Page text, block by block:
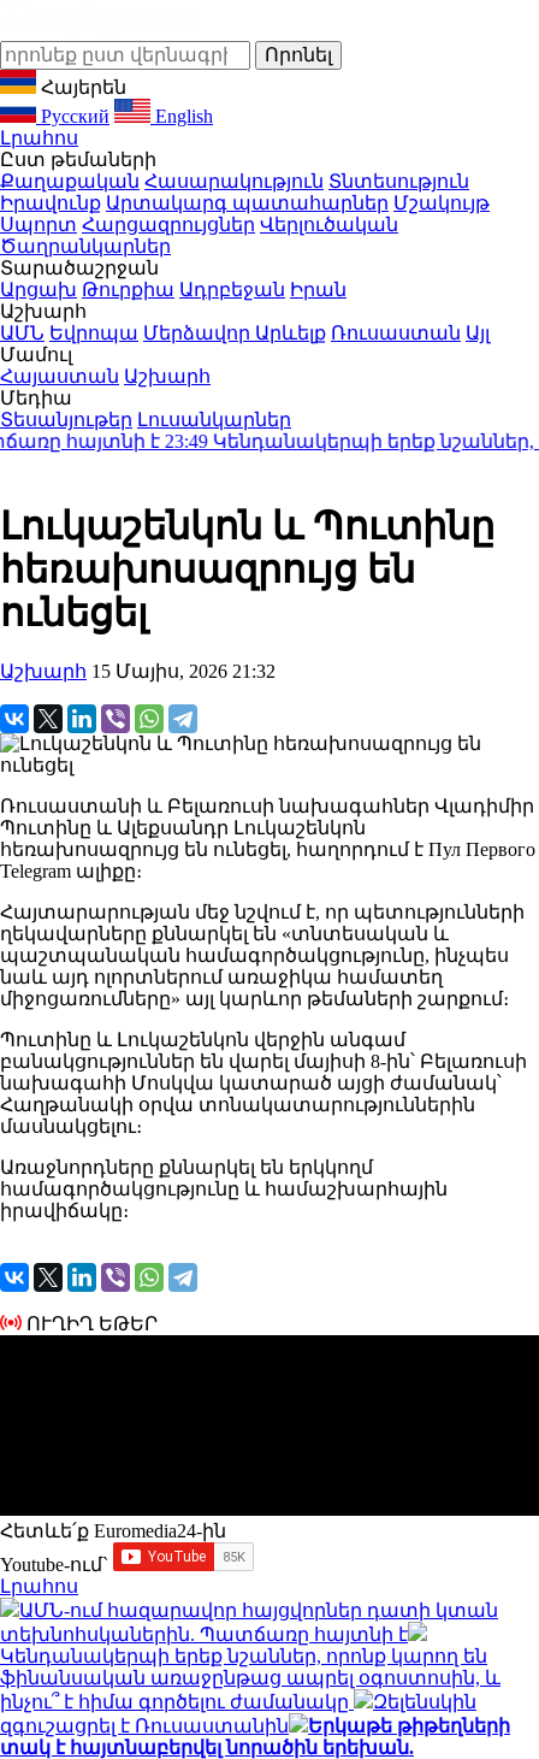
Հայերեն
Русский
English
Լրահոս
Ըստ թեմաների
Քաղաքական Հասարակություն Տնտեսություն
Իրավունք Արտակարգ պատահարներ Մշակույթ
Սպորտ Հարցազրույցներ Վերլուծական
Ծաղրանկարներ
Տարածաշրջան
Արցախ Թուրքիա Ադրբեջան Իրան
Աշխարհ
ԱՄՆ Եվրոպա Մերձավոր Արևելք Ռուսաստան Այլ
Մամուլ
Հայաստան Աշխարհ
Մեդիա
Տեսանյութեր Լուսանկարներ
հայտնի է23:49Կենդանակերպի երեք նշաններ,
Լուկաշենկոն և Պուտինը
հեռախոսազրույց են
ունեցել
Աշխարհ 15 Մայիս, 2026 21:32
Ռուսաստանի և Բելառուսի նախագահներ Վլադիմիր
Պուտինը և Ալեքսանդր Լուկաշենկոն
հեռախոսազրույց են ունեցել, հաղորդում է Пул Первого
Telegram ալիքը։
Հայտարարության մեջ նշվում է, որ պետությունների
ղեկավարները քննարկել են «տնտեսական և
պաշտպանական համագործակցությունը, ինչպես
նաև այդ ոլորտներում առաջիկա համատեղ
միջոցառումները» այլ կարևոր թեմաների շարքում։
Պուտինը և Լուկաշենկոն վերջին անգամ
բանակցություններ են վարել մայիսի 8-ին՝ Բելառուսի
նախագահի Մոսկվա կատարած այցի ժամանակ՝
Հաղթանակի օրվա տոնակատարություններին
մասնակցելու։
Առաջնորդները քննարկել են երկկողմ
համագործակցությունը և համաշխարհային
իրավիճակը։
ՈՒՂԻՂ ԵԹԵՐ
Հետևե՛ք Euromedia24-ին
Youtube-ում`
Լրահոս
ԱՄՆ-ում հազարավոր հայցվորներ դատի կտան
տեխնոհսկաներին. Պատճառը հայտնի է
Կենդանակերպի երեք նշաններ, որոնք կարող են
ֆինանսական առաջընթաց ապրել օգոստոսին, և
ինչու՞ է հիմա գործելու ժամանակը
Զելենսկին
զգուշացրել է Ռուսաստանին
Երկաթե թիթեղների
տակ է հայտնաբերվել նորածին երեխան.